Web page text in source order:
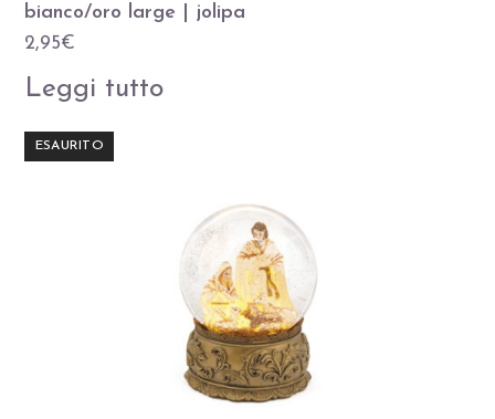
bianco/oro large | jolipa
2,95€
Leggi tutto
ESAURITO